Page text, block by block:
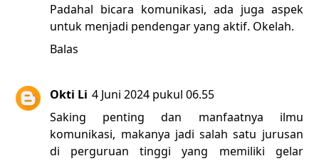
Padahal bicara komunikasi, ada juga aspek
untuk menjadi pendengar yang aktif. Okelah.
Balas
Okti Li 4 Juni 2024 pukul 06.55
Saking penting dan manfaatnya ilmu
komunikasi, makanya jadi salah satu jurusan
di perguruan tinggi yang memiliki gelar